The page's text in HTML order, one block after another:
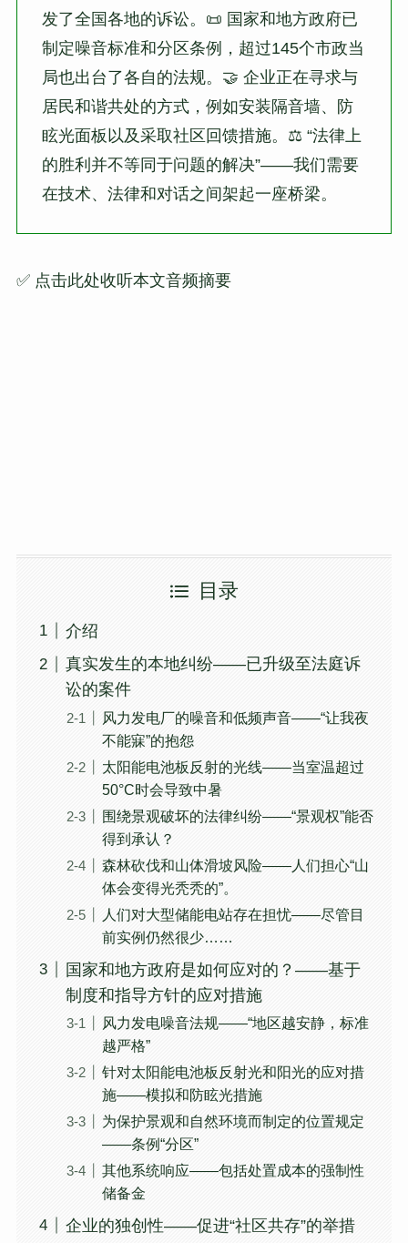
发了全国各地的诉讼。📜 国家和地方政府已
制定噪音标准和分区条例，超过145个市政当
局也出台了各自的法规。🤝 企业正在寻求与
居民和谐共处的方式，例如安装隔音墙、防
眩光面板以及采取社区回馈措施。⚖️ “法律上
的胜利并不等同于问题的解决”——我们需要
在技术、法律和对话之间架起一座桥梁。
✅ 点击此处收听本文音频摘要
目录
介绍
真实发生的本地纠纷——已升级至法庭诉
讼的案件
风力发电厂的噪音和低频声音——“让我夜
不能寐”的抱怨
太阳能电池板反射的光线——当室温超过
50°C时会导致中暑
围绕景观破坏的法律纠纷——“景观权”能否
得到承认？
森林砍伐和山体滑坡风险——人们担心“山
体会变得光秃秃的”。
人们对大型储能电站存在担忧——尽管目
前实例仍然很少……
国家和地方政府是如何应对的？——基于
制度和指导方针的应对措施
风力发电噪音法规——“地区越安静，标准
越严格”
针对太阳能电池板反射光和阳光的应对措
施——模拟和防眩光措施
为保护景观和自然环境而制定的位置规定
——条例“分区”
其他系统响应——包括处置成本的强制性
储备金
企业的独创性——促进“社区共存”的举措